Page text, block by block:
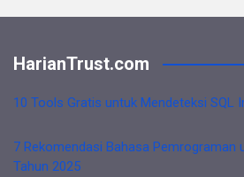
HarianTrust.com
10 Tools Gratis untuk Mendeteksi SQL
7 Rekomendasi Bahasa Pemrograman
Tahun 2025